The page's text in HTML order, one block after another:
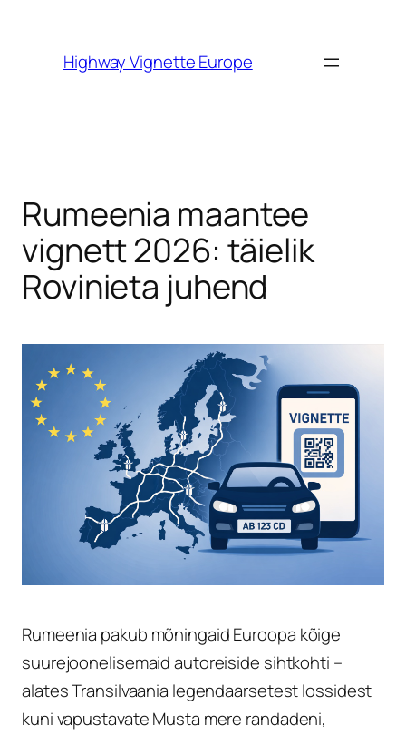
Highway Vignette Europe
Rumeenia maantee
vignett 2026: täielik
Rovinieta juhend
Rumeenia pakub mõningaid Euroopa kõige
suurejoonelisemaid autoreiside sihtkohti –
alates Transilvaania legendaarsetest lossidest
kuni vapustavate Musta mere randadeni,